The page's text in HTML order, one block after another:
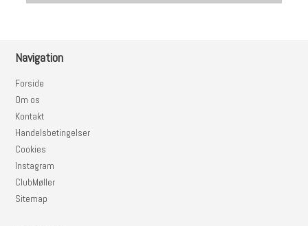
Navigation
Forside
Om os
Kontakt
Handelsbetingelser
Cookies
Instagram
ClubMøller
Sitemap